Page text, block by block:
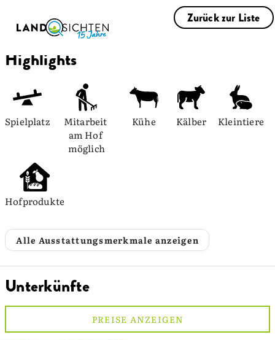
Zurück zur Liste
Highlights
Spielplatz
Mitarbeit
am Hof
möglich
Kühe Kälber Kleintiere
Hofprodukte
Alle Ausstattungsmerkmale anzeigen
Unterkünfte
PREISE ANZEIGEN